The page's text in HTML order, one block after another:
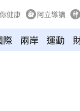
健康 阿立導讀
際 兩岸 運動